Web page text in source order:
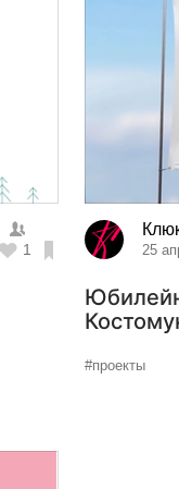
1 25
#проекты